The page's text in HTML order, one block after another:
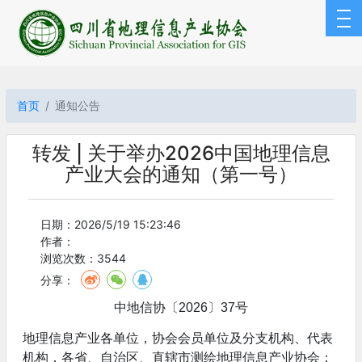
首页 通知公告
转发 | 关于举办2026中国地理信息
产业大会的通知（第一号）
日期：2026/5/19 15:23:46
作者：
浏览次数：3544
分享：
中地信协〔2026〕37号
地理信息产业各单位，协会会员单位及分支机构、代表
机构，各省、自治区、直辖市测绘地理信息产业协会：